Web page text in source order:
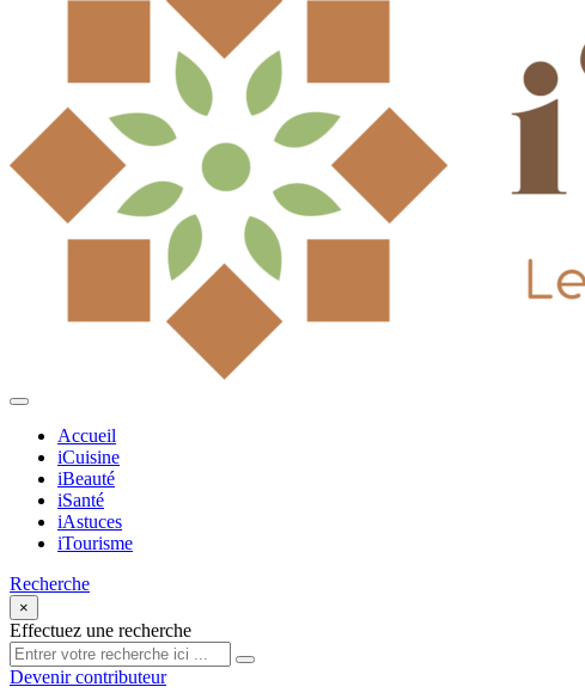
Accueil
iCuisine
iBeauté
iSanté
iAstuces
iTourisme
Recherche
×
Effectuez une recherche
Devenir contributeur